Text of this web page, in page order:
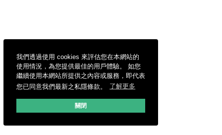
我們透過使用 cookies 來評估您在本網站的
使用情況，為您提供最佳的用戶體驗。 如您
繼續使用本網站所提供之內容或服務，即代表
您已同意我們最新之私隱條款。
了解更多
關閉